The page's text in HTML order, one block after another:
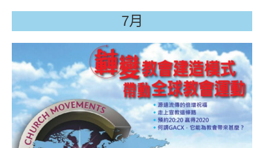
7月